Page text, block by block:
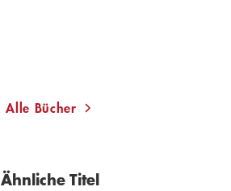
Alle Bücher
Ähnliche Titel